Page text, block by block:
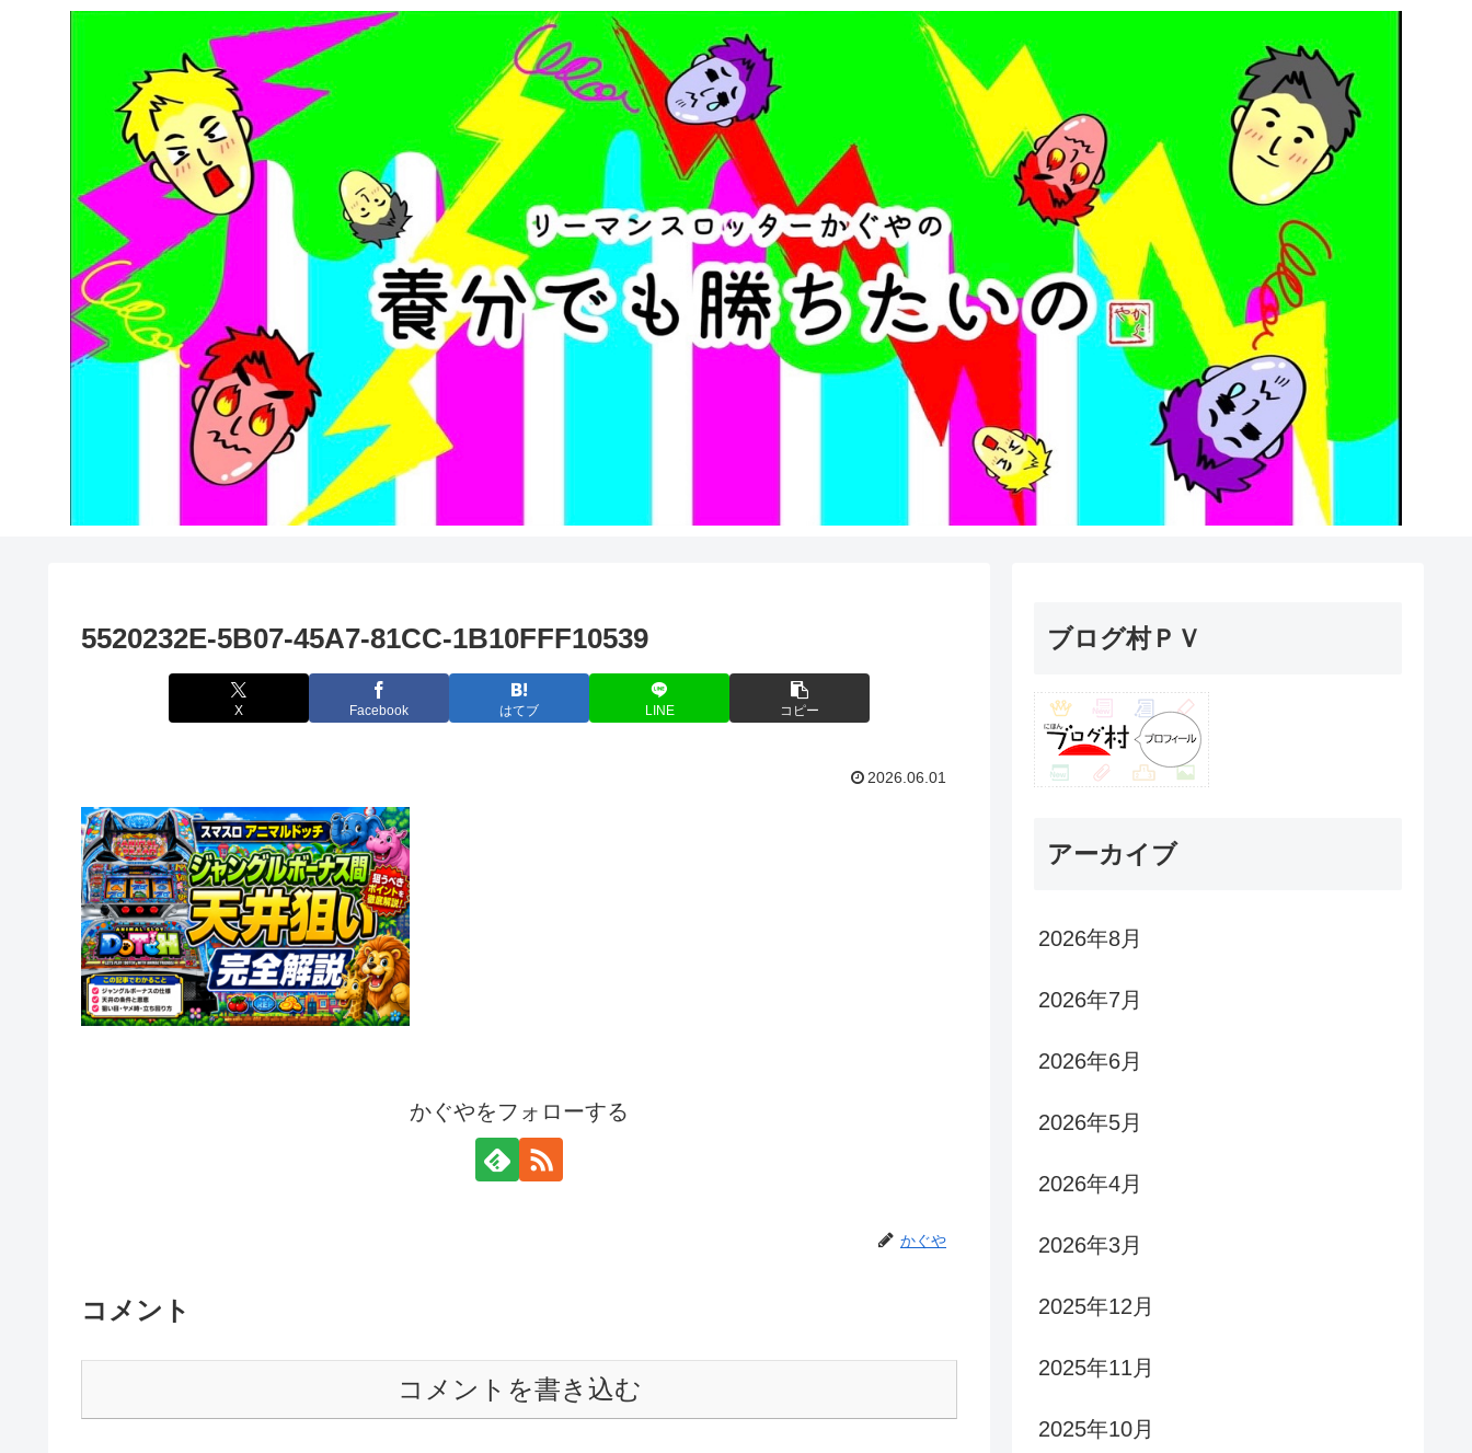
5520232E-5B07-45A7-81CC-1B10FFF10539
X Facebook はてブ LINE コピー
2026.06.01
かぐやをフォローする
かぐや
コメント
コメントを書き込む
ブログ村ＰＶ
アーカイブ
2026年8月
2026年7月
2026年6月
2026年5月
2026年4月
2026年3月
2025年12月
2025年11月
2025年10月